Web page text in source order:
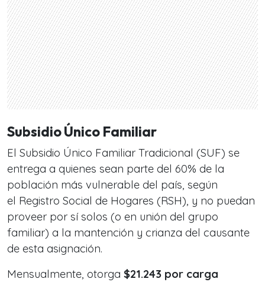
Subsidio Único Familiar
El Subsidio Único Familiar Tradicional (SUF) se
entrega a quienes sean parte del 60% de la
población más vulnerable del país, según
el Registro Social de Hogares (RSH), y no puedan
proveer por sí solos (o en unión del grupo
familiar) a la mantención y crianza del causante
de esta asignación.
Mensualmente, otorga $21.243 por carga